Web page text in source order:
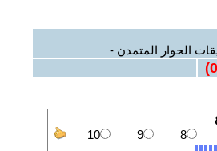
الحوار المتمدن -
0
)